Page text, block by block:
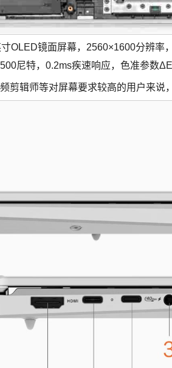
OLED镜面屏幕，2560×1600分辨率
尼特，0.2ms疾速响应，色准参数
剪辑师等对屏幕要求较高的用户来说